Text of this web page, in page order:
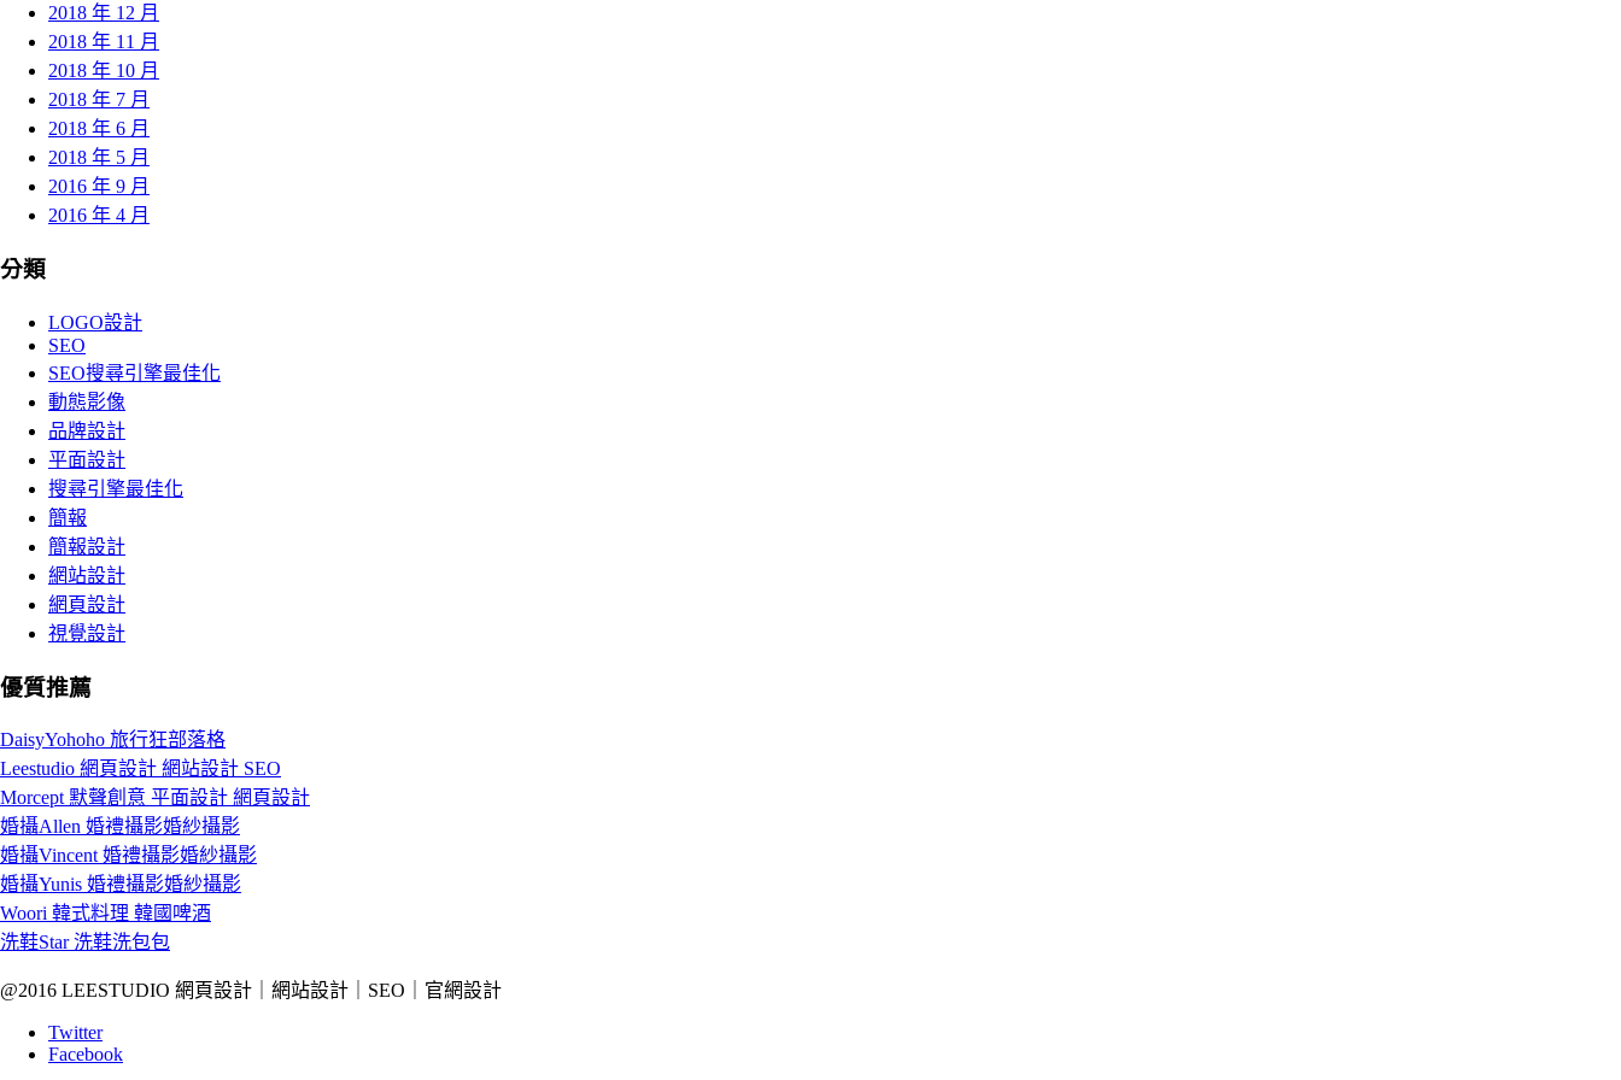
2018 年 12 月
2018 年 11 月
2018 年 10 月
2018 年 7 月
2018 年 6 月
2018 年 5 月
2016 年 9 月
2016 年 4 月
分類
LOGO設計
SEO
SEO搜尋引擎最佳化
動態影像
品牌設計
平面設計
搜尋引擎最佳化
簡報
簡報設計
網站設計
網頁設計
視覺設計
優質推薦
DaisyYohoho 旅行狂部落格
Leestudio 網頁設計 網站設計 SEO
Morcept 默聲創意 平面設計 網頁設計
婚攝Allen 婚禮攝影婚紗攝影
婚攝Vincent 婚禮攝影婚紗攝影
婚攝Yunis 婚禮攝影婚紗攝影
Woori 韓式料理 韓國啤酒
洗鞋Star 洗鞋洗包包
@2016 LEESTUDIO 網頁設計｜網站設計｜SEO｜官網設計
Twitter
Facebook